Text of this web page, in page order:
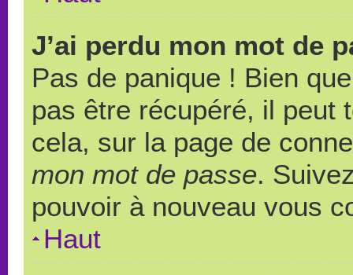
J’ai perdu mon mot de
Pas de panique ! Bien
pas être récupéré, il peut
cela, sur la page de
mon mot de passe.
pouvoir à nouveau vous
Haut